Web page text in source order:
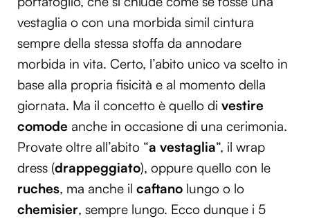
vestaglia o con una morbida simil cintura
sempre della stessa stoffa da annodare
morbida in vita. Certo, l’abito unico va scelto in
base alla propria fisicità e al momento della
giornata. Ma il concetto è quello di vestire
comode anche in occasione di una cerimonia.
Provate oltre all’abito “a vestaglia“, il wrap
dress (drappeggiato), oppure quello con le
ruches, ma anche il caftano lungo o lo
chemisier, sempre lungo. Ecco dunque i 5